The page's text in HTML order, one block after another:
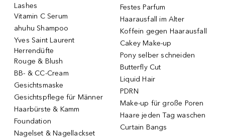
Lashes
Vitamin C Serum
ahuhu Shampoo
Yves Saint Laurent
Herrendüfte
Rouge & Blush
BB- & CC-Cream
Gesichtsmaske
Gesichtspflege für Männer
Haarbürste & Kamm
Foundation
Nagelset & Nagellackset
Festes Parfum
Haarausfall im Alter
Koffein gegen Haarausfall
Cakey Make-up
Pony selber schneiden
Butterfly Cut
Liquid Hair
PDRN
Make-up für große Poren
Haare jeden Tag waschen
Curtain Bangs